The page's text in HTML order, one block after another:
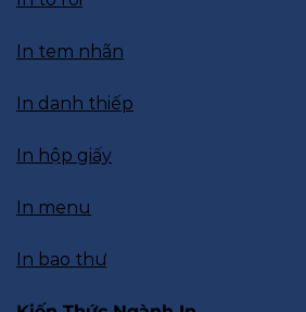
In tem nhãn
In danh thiếp
In hộp giấy
In menu
In bao thư